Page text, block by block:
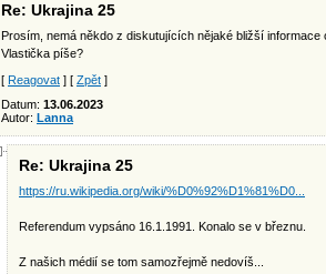
Re: Ukrajina 25
Prosím, nemá někdo z diskutujících nějaké bližší informace
Vlastička píše?
[ Reagovat ] [ Zpět ]
Datum: 13.06.2023
Autor: Lanna
Re: Ukrajina 25
https://ru.wikipedia.org/wiki/%D0%92%D1%81%D0...
Referendum vypsáno 16.1.1991. Konalo se v březnu.
Z našich médií se tom samozřejmě nedovíš...